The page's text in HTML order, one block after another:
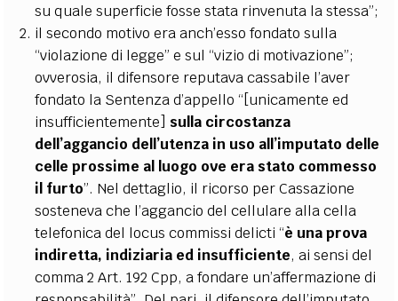
su quale superficie fosse stata rinvenuta la stessa”;
il secondo motivo era anch’esso fondato sulla
“violazione di legge” e sul “vizio di motivazione”;
ovverosia, il difensore reputava cassabile l’aver
fondato la Sentenza d’appello “[unicamente ed
insufficientemente] sulla circostanza
dell’aggancio dell’utenza in uso all’imputato delle
celle prossime al luogo ove era stato commesso
il furto”. Nel dettaglio, il ricorso per Cassazione
sosteneva che l’aggancio del cellulare alla cella
telefonica del locus commissi delicti “è una prova
indiretta, indiziaria ed insufficiente, ai sensi del
comma 2 Art. 192 Cpp, a fondare un’affermazione di